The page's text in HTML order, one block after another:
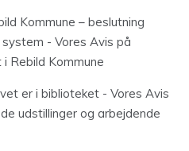
Kommune – beslutning
- Vores Avis på
Rebild Kommune
er i biblioteket - Vores Avis
udstillinger og arbejdende